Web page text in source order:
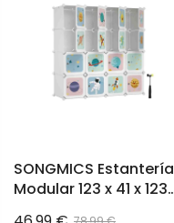
SONGMICS Estantería
Modular 123 x 41 x 123